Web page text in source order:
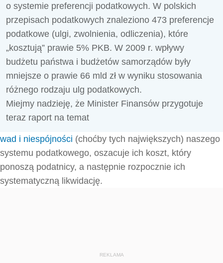
o systemie preferencji podatkowych. W polskich
przepisach podatkowych znaleziono 473 preferencje
podatkowe (ulgi, zwolnienia, odliczenia), które
„kosztują” prawie 5% PKB. W 2009 r. wpływy
budżetu państwa i budżetów samorządów były
mniejsze o prawie 66 mld zł w wyniku stosowania
różnego rodzaju ulg podatkowych.
Miejmy nadzieję, że Minister Finansów przygotuje
teraz raport na temat
wad i niespójności (choćby tych największych) naszego
systemu podatkowego, oszacuje ich koszt, który
ponoszą podatnicy, a następnie rozpocznie ich
systematyczną likwidację.
REKLAMA